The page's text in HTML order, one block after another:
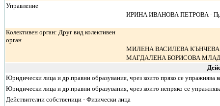
Управление
ИРИНА ИВАНОВА ПЕТРОВА -
Колективен орган: Друг вид колективен
орган
МИЛЕНА ВАСИЛЕВА КЪНЧЕВА
МАГДАЛЕНА БОРИСОВА
Юридически лица и др.правни образувания, чрез които пряко се упражнява
Юридически лица и др.правни образувания, чрез които непряко се
Действителни собственици - Физически лица